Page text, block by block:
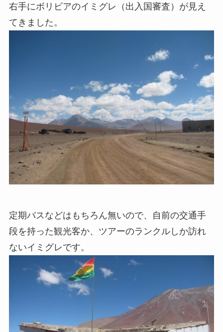
右手にボリビアのイミグレ（出入国審査）が見え
てきました。
定期バスなどはもちろん無いので、自前の交通手
段を持った観光客か、ツアーのランクルしか訪れ
ないイミグレです。